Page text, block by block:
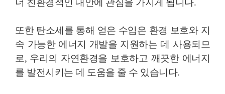
더 친환경적인 대안에 관심을 가지게 됩니다.
또한 탄소세를 통해 얻은 수입은 환경 보호와 지
속 가능한 에너지 개발을 지원하는 데 사용되므
로, 우리의 자연환경을 보호하고 깨끗한 에너지
를 발전시키는 데 도움을 줄 수 있습니다.